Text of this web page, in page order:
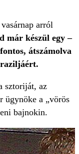
arról
már készül egy –
átszámolva
sztoriját, az
ügynöke a „vörös
bajnokin.